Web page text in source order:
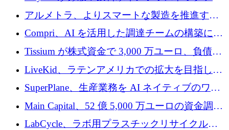
プラットフォームを拡張するために 242 万ユ
ーロを調達
アルメトラ、よりスマートな製造を推進する
ためにシリーズ A で 1,630 万ユーロを確保
Compri、AI を活用した調達チームの構築に
320 万ユーロを確保
Tissium が株式資金で 3,000 万ユーロ、負債で
3,000 万ユーロを調達
LiveKid、ラテンアメリカでの拡大を目指して
Aldea を買収
SuperPlane、生産業務を AI ネイティブのワー
クフロー層に変えるために 260 万ドルを確保
Main Capital、52 億 5,000 万ユーロの資金調達
でエンタープライズ ソフトウェアの開発を倍
LabCycle、ラボ用プラスチックリサイクルシ